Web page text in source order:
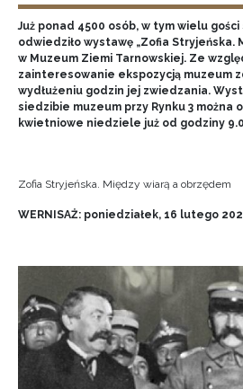
Już ponad 4500 osób, w tym wielu
odwiedziło wystawę „Zofia Stryjeńska.
w Muzeum Ziemi Tarnowskiej. Ze
zainteresowanie ekspozycją muzeum
wydłużeniu godzin jej zwiedzania.
siedzibie muzeum przy Rynku 3 można
kwietniowe niedziele już od godziny
Zofia Stryjeńska. Między wiarą a obrzędem
WERNISAŻ: poniedziałek, 16 lutego